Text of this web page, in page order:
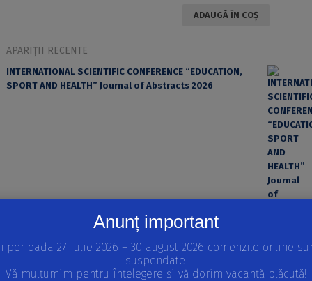
ADAUGĂ ÎN COȘ
APARIȚII RECENTE
INTERNATIONAL SCIENTIFIC CONFERENCE “EDUCATION,
SPORT AND HEALTH” Journal of Abstracts 2026
EROAREA ȘI FACTORUL UMAN ÎN PRACTICA MEDICALĂ
Anunț important
perioada 27 iulie 2026 – 30 august 2026 comenzile online
suspendate.
Vă mulțumim pentru înțelegere și vă dorim vacanță plăcută!